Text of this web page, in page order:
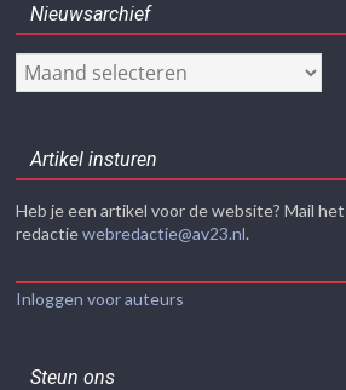
Nieuwsarchief
Nieuwsarchief
Artikel insturen
Heb je een artikel voor de website? Mail
redactiewebredactie@av23.nl.
Inloggen voor auteurs
Steun ons